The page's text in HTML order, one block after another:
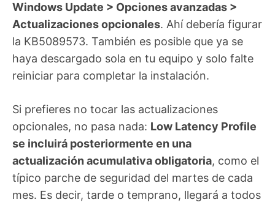
Windows Update > Opciones avanzadas >
Actualizaciones opcionales. Ahí debería figurar
la KB5089573. También es posible que ya se
haya descargado sola en tu equipo y solo falte
reiniciar para completar la instalación.
Si prefieres no tocar las actualizaciones
opcionales, no pasa nada: Low Latency Profile
se incluirá posteriormente en una
actualización acumulativa obligatoria, como el
típico parche de seguridad del martes de cada
mes. Es decir, tarde o temprano, llegará a todos